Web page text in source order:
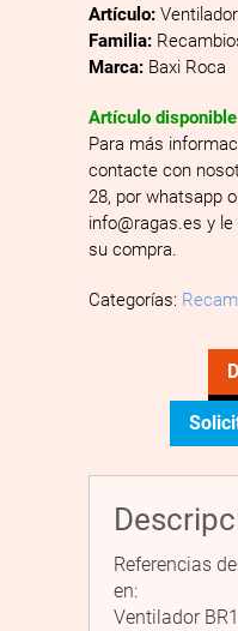
Artículo: Ventilador
Familia:
Marca: Baxi Roca
Artículo
Para más
contacte con
28, por whatsapp
info@ragas.es y
su compra.
Categorías:
Referencias
en:
Ventilador